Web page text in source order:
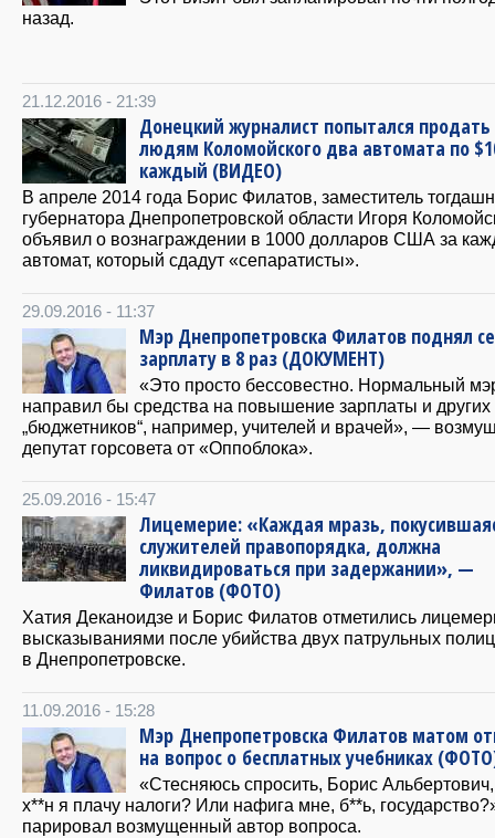
назад.
21.12.2016 - 21:39
Донецкий журналист попытался продать
людям Коломойского два автомата по
каждый (ВИДЕО)
В апреле 2014 года Борис Филатов, заместитель
губернатора Днепропетровской области Игоря
объявил о вознаграждении в 1000 долларов США за
автомат, который сдадут «сепаратисты».
29.09.2016 - 11:37
Мэр Днепропетровска Филатов поднял
зарплату в 8 раз (ДОКУМЕНТ)
«Это просто бессовестно. Нормальный
направил бы средства на повышение зарплаты и других
„бюджетников“, например, учителей и врачей», —
депутат горсовета от «Оппоблока».
25.09.2016 - 15:47
Лицемерие: «Каждая мразь,
служителей правопорядка, должна
ликвидироваться при задержании», —
Филатов (ФОТО)
Хатия Деканоидзе и Борис Филатов отметились
высказываниями после убийства двух патрульных
в Днепропетровске.
11.09.2016 - 15:28
Мэр Днепропетровска Филатов матом
на вопрос о бесплатных учебниках
«Стесняюсь спросить, Борис
х**н я плачу налоги? Или нафига мне, б**ь,
парировал возмущенный автор вопроса.